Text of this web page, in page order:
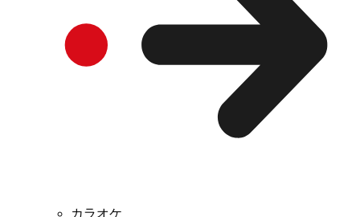
カラオケ